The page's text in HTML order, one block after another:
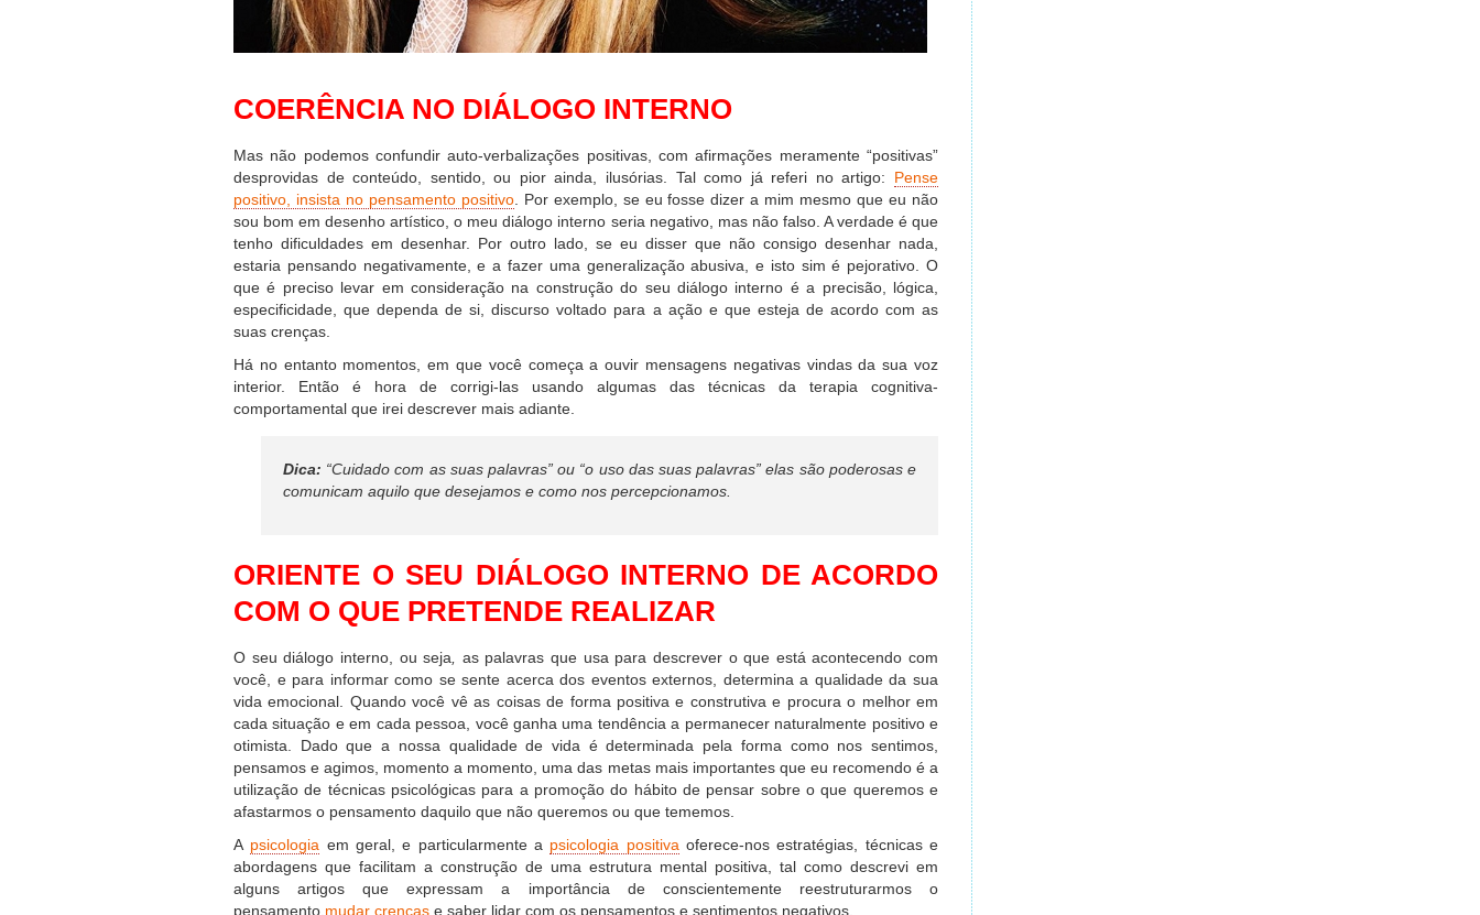
COERÊNCIA NO DIÁLOGO INTERNO
Mas não podemos confundir auto-verbalizações positivas, com afirmações meramente “positivas”
desprovidas de conteúdo, sentido, ou pior ainda, ilusórias. Tal como já referi no artigo: Pense
positivo, insista no pensamento positivo. Por exemplo, se eu fosse dizer a mim mesmo que eu não
sou bom em desenho artístico, o meu diálogo interno seria negativo, mas não falso. A verdade é que
tenho dificuldades em desenhar. Por outro lado, se eu disser que não consigo desenhar nada,
estaria pensando negativamente, e a fazer uma generalização abusiva, e isto sim é pejorativo. O
que é preciso levar em consideração na construção do seu diálogo interno é a precisão, lógica,
especificidade, que dependa de si, discurso voltado para a ação e que esteja de acordo com as
suas crenças.
Há no entanto momentos, em que você começa a ouvir mensagens negativas vindas da sua voz
interior. Então é hora de corrigi-las usando algumas das técnicas da terapia cognitiva-
comportamental que irei descrever mais adiante.
Dica: “Cuidado com as suas palavras” ou “o uso das suas palavras” elas são poderosas e
comunicam aquilo que desejamos e como nos percepcionamos.
ORIENTE O SEU DIÁLOGO INTERNO DE ACORDO
COM O QUE PRETENDE REALIZAR
O seu diálogo interno, ou seja
as palavras que usa para descrever o que está acontecendo com
você, e para informar como se sente acerca dos eventos externos, determina a qualidade da sua
vida emocional. Quando você vê as coisas de forma positiva e construtiva e procura o melhor em
cada situação e em cada pessoa, você ganha uma tendência a permanecer naturalmente positivo e
otimista. Dado que a nossa qualidade de vida é determinada pela forma como nos sentimos,
pensamos e agimos, momento a momento, uma das metas mais importantes que eu recomendo é a
utilização de técnicas psicológicas para a promoção do hábito de pensar sobre o que queremos e
afastarmos o pensamento daquilo que não queremos ou que tememos.
A psicologia em geral, e particularmente a psicologia positiva oferece-nos estratégias, técnicas e
abordagens que facilitam a construção de uma estrutura mental positiva, tal como descrevi em
alguns artigos que expressam a importância de conscientemente reestruturarmos o
pensamento, mudar crenças e saber lidar com os pensamentos e sentimentos negativos.